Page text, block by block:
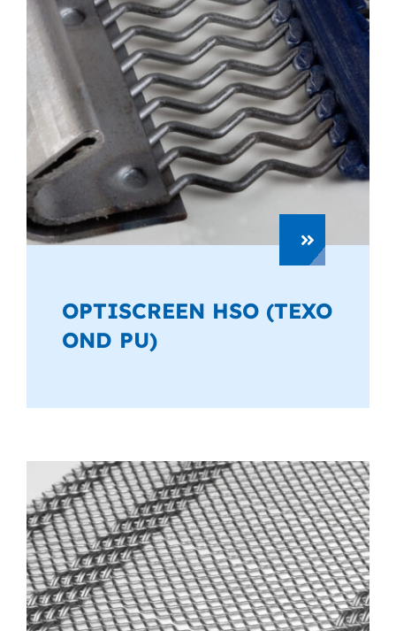
OPTISCREEN HSO (TEXO
OND PU)